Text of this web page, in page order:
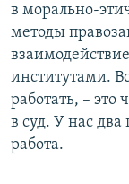
в морально-
методы
институтами.
работать, – это
в суд. У нас
работа.